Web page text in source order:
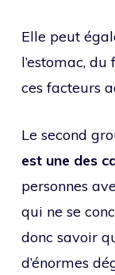
Elle peut
l’estomac,
ces facteurs
Le second
est une des
personnes
qui ne se
donc savoir
d’énormes